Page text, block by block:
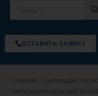
ОСТАВИТЬ ЗАЯВКУ
Главная Цилиндры
теплоизоляционный